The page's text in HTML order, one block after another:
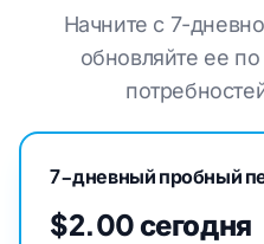
Начните с 7-
обновляйте ее
7-дневный пробный
$2.00 сегодня